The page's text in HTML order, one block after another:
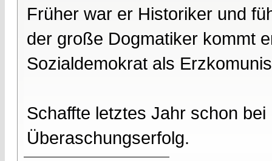
Früher war er Historiker und
der große Dogmatiker kommt
Sozialdemokrat als
Schaffte letztes Jahr schon
Überaschungserfolg.